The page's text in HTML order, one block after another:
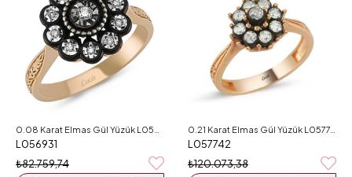
L056931
₺82.759,74
L057742
₺120.073,38